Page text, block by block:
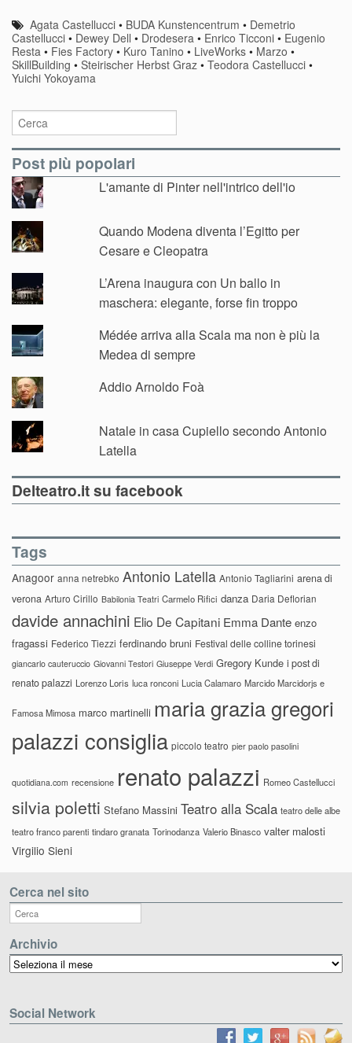
Agata Castellucci • BUDA Kunstencentrum • Demetrio
Castellucci • Dewey Dell • Drodesera • Enrico Ticconi • Eugenio
Resta • Fies Factory • Kuro Tanino • LiveWorks • Marzo •
SkillBuilding • Steirischer Herbst Graz • Teodora Castellucci •
Yuichi Yokoyama
Post più popolari
L'amante di Pinter nell'intrico dell'io
Quando Modena diventa l’Egitto per
Cesare e Cleopatra
L’Arena inaugura con Un ballo in
maschera: elegante, forse fin troppo
Médée arriva alla Scala ma non è più la
Medea di sempre
Addio Arnoldo Foà
Natale in casa Cupiello secondo Antonio
Latella
Delteatro.it su facebook
Tags
Anagoor anna netrebko Antonio Latella Antonio Tagliarini arena di
verona Arturo Cirillo Babilonia Teatri Carmelo Rifici danza Daria Deflorian
davide annachini Elio De Capitani Emma Dante enzo
fragassi Federico Tiezzi ferdinando bruni Festival delle colline torinesi
giancarlo cauteruccio Giovanni Testori Giuseppe Verdi Gregory Kunde i post di
renato palazzi Lorenzo Loris luca ronconi Lucia Calamaro Marcido Marcidorjs e
Famosa Mimosa marco martinelli maria grazia gregori
palazzi consiglia piccolo teatro pier paolo pasolini
quotidiana.com recensione renato palazzi Romeo Castellucci
silvia poletti Stefano Massini Teatro alla Scala teatro delle albe
teatro franco parenti tindaro granata Torinodanza Valerio Binasco valter malosti
Virgilio Sieni
Cerca nel sito
Archivio
Archivio
Social Network